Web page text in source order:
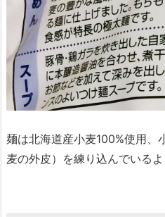
麺は北海道産小麦100%使用、
麦の外皮）を練り込んでいるよ